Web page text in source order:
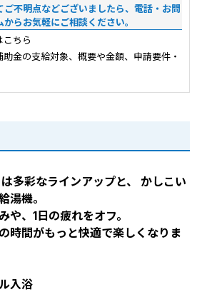
不明点などございましたら、電話・お問
らお気軽にご相談ください。
ちら
金の支給対象、概要や金額、申請要件・
多彩なラインアップと、 かしこい
湯機。
や、1日の疲れをオフ。
時間がもっと快適で楽しくなりま
入浴